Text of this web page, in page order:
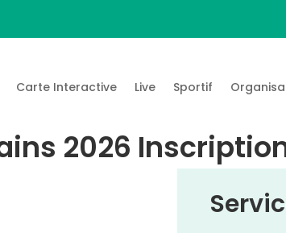
Carte Interactive Live Sportif
2026